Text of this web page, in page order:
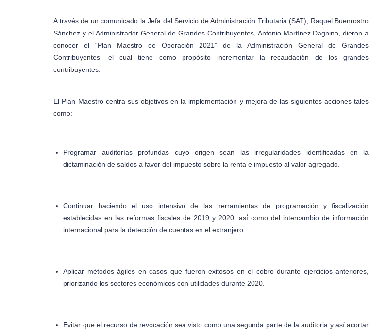
A través de un comunicado la Jefa del Servicio de Administración Tributaria (SAT), Raquel Buenrostro
Sánchez y el Administrador General de Grandes Contribuyentes, Antonio Martínez Dagnino, dieron a
conocer el “Plan Maestro de Operación 2021” de la Administración General de Grandes
Contribuyentes, el cual tiene como propósito incrementar la recaudación de los grandes
contribuyentes.
El Plan Maestro centra sus objetivos en la implementación y mejora de las siguientes acciones tales
como:
Programar auditorías profundas cuyo origen sean las irregularidades identificadas en la
dictaminación de saldos a favor del impuesto sobre la renta e impuesto al valor agregado.
Continuar haciendo el uso intensivo de las herramientas de programación y fiscalización
establecidas en las reformas fiscales de 2019 y 2020, así́ como del intercambio de información
internacional para la detección de cuentas en el extranjero.
Aplicar métodos ágiles en casos que fueron exitosos en el cobro durante ejercicios anteriores,
priorizando los sectores económicos con utilidades durante 2020.
Evitar que el recurso de revocación sea visto como una segunda parte de la auditoria y así acortar